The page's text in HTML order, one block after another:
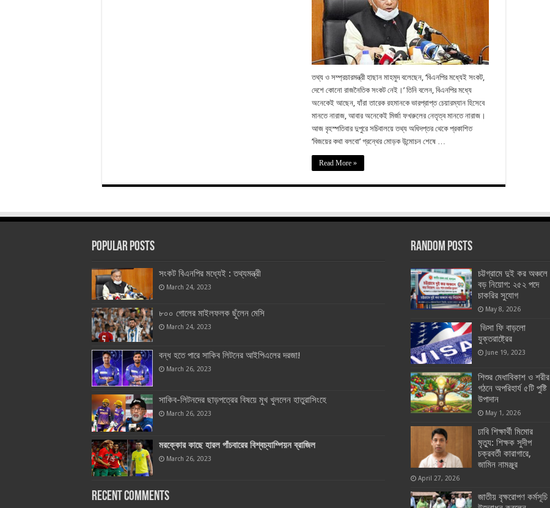
তথ্য ও সম্প্রচারমন্ত্রী হাছান মাহমুদ বলেছেন, ‘বিএনপির মধ্যেই সংকট,
দেশে কোনো রাজনৈতিক সংকট নেই।’ তিনি বলেন, বিএনপির মধ্যে
অনেকেই আছেন, যাঁরা তারেক রহমানকে ভারপ্রাপ্ত চেয়ারম্যান হিসেবে
মানতে নারাজ, আবার অনেকেই মির্জা ফখরুলের নেতৃত্ব মানতে নারাজ।
আজ বৃহস্পতিবার দুপুরে সচিবালয়ে তথ্য অধিদপ্তর থেকে প্রকাশিত
‘বিজয়ের কথা বলবো’ গ্রন্থের মোড়ক উন্মোচন শেষে …
Read More »
Popular Posts
সংকট বিএনপির মধ্যেই : তথ্যমন্ত্রী
March 24, 2023
৮০০ গোলের মাইলফলক ছুঁলেন মেসি
March 24, 2023
বন্ধ হতে পারে সাকিব লিটনের আইপিএলের দরজা!
March 26, 2023
সাকিব-লিটনদের ছাড়পত্রের বিষয়ে মুখ খুললেন হাতুরাসিংহে
March 26, 2023
মরক্কোর কাছে হারল পাঁচবারের বিশ্বচ্যাম্পিয়ন ব্রাজিল
March 26, 2023
Recent Comments
Random Posts
চট্টগ্রামে দুই কর অঞ্চলে
বড় নিয়োগ: ২৫২ পদে
চাকরির সুযোগ
May 8, 2026
ভিসা ফি বাড়লো
যুক্তরাষ্ট্রের
June 19, 2023
শিশুর মেধাবিকাশ ও শরীর
গঠনে অপরিহার্য ৫টি পুষ্টি
উপাদান
May 1, 2026
ঢাবি শিক্ষার্থী মিমোর
মৃত্যু: শিক্ষক সুদীপ
চক্রবর্তী কারাগারে,
জামিন নামঞ্জুর
April 27, 2026
জাতীয় বৃক্ষরোপণ কর্মসূচি